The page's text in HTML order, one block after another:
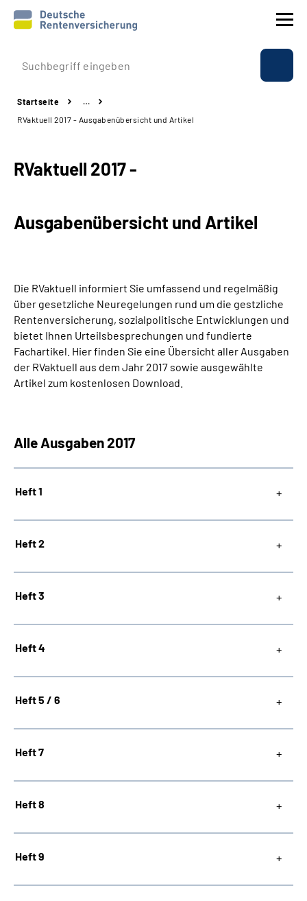
Prävention
Reha
Experten
Online-Services
Suche
Language
Leichte Sprache
Startseite
…
RVaktuell 2017 - Ausgabenübersicht und Artikel
RVaktuell 2017 -
Ausgabenübersicht und Artikel
Die RVaktuell informiert Sie umfassend und regelmäßig
über gesetzliche Neuregelungen rund um die gestzliche
Rentenversicherung, sozialpolitische Entwicklungen und
bietet Ihnen Urteilsbesprechungen und fundierte
Fachartikel. Hier finden Sie eine Übersicht aller Ausgaben
der RVaktuell aus dem Jahr 2017 sowie ausgewählte
Artikel zum kostenlosen Download.
Alle Ausgaben 2017
Heft 1
Heft 2
Heft 3
Heft 4
Heft 5 / 6
Heft 7
Heft 8
Heft 9